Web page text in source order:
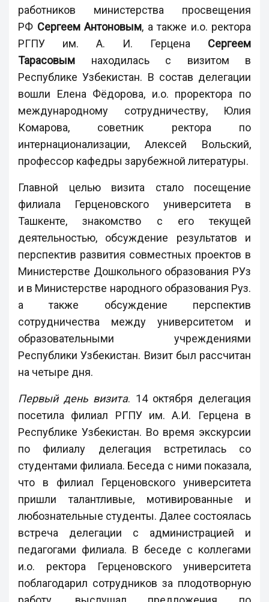
работников министерства просвещения
РФ Сергеем Антоновым, а также и.о. ректора
РГПУ им. А. И. Герцена Сергеем
Тарасовым находилась с визитом в
Республике Узбекистан. В состав делегации
вошли Елена Фёдорова, и.о. проректора по
международному сотрудничеству, Юлия
Комарова, советник ректора по
интернационализации, Алексей Вольский,
профессор кафедры зарубежной литературы.
Главной целью визита стало посещение
филиала Герценовского университета в
Ташкенте, знакомство с его текущей
деятельностью, обсуждение результатов и
перспектив развития совместных проектов в
Министерстве Дошкольного образования РУз
и в Министерстве народного образования Руз.
а также обсуждение перспектив
сотрудничества между университетом и
образовательными учреждениями
Республики Узбекистан. Визит был рассчитан
на четыре дня.
Первый день визита. 14 октября делегация
посетила филиал РГПУ им. А.И. Герцена в
Республике Узбекистан. Во время экскурсии
по филиалу делегация встретилась со
студентами филиала. Беседа с ними показала,
что в филиал Герценовского университета
пришли талантливые, мотивированные и
любознательные студенты. Далее состоялась
встреча делегации с администрацией и
педагогами филиала. В беседе с коллегами
и.о. ректора Герценовского университета
поблагодарил сотрудников за плодотворную